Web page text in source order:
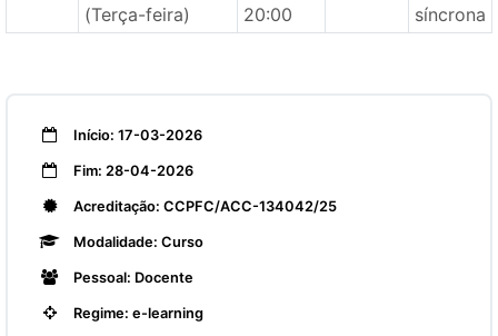
(Terça-feira)
20:00
síncrona
Início: 17-03-2026
Fim: 28-04-2026
Acreditação: CCPFC/ACC-134042/25
Modalidade: Curso
Pessoal: Docente
Regime: e-learning